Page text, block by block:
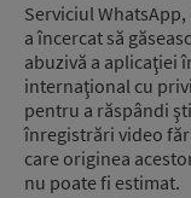
Serviciul
a încercat să
abuzivă a aplicaţiei
internaţional cu
pentru a răspândi
înregistrări video
care originea
nu poate fi estimat.